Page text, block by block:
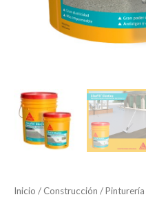
Inicio / Construcción /Pinturería